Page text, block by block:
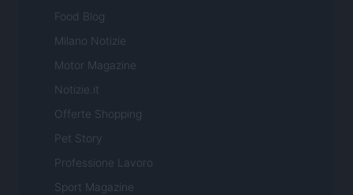
Food Blog
Milano Notizie
Motor Magazine
Notizie.it
Offerte Shopping
Pet Story
Professione Lavoro
Sport Magazine